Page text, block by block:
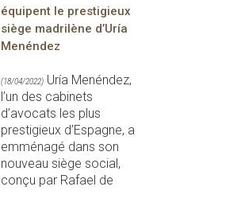
équipent le prestigieux
siège madrilène d’Uría
Menéndez
(18/04/2022) Uría Menéndez,
l’un des cabinets
d’avocats les plus
prestigieux d’Espagne, a
emménagé dans son
nouveau siège social,
conçu par Rafael de